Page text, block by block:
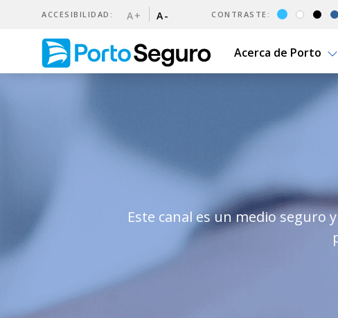
ACCESIBILIDAD: A+ A- CONTRASTE:
Acerca de Porto
Canal de denuncias | Porto
Este canal es un medio seguro